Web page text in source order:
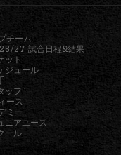
チーム
27 試合日程&結果
ット
ジュール
ッフ
ース
ミー
ニアユース
ール